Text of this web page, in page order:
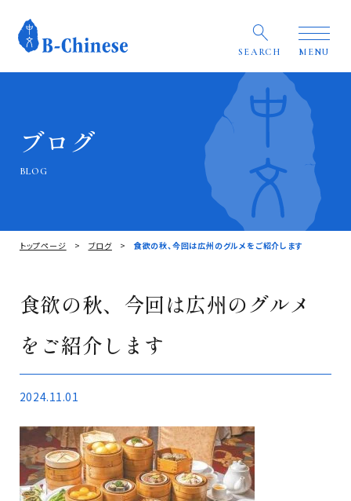
SEARCH MENU
ブログ
BLOG
トップページ ブログ 食欲の秋、今回は広州のグルメをご紹介します
食欲の秋、今回は広州のグルメ
をご紹介します
2024.11.01